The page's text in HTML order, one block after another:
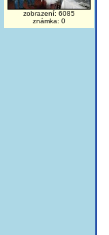
zobrazení: 6085
známka: 0